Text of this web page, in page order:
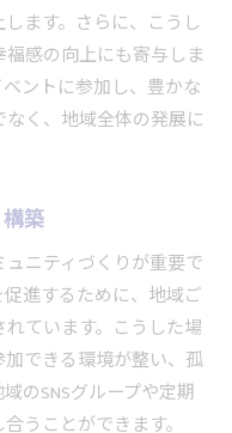
係の質
ます。さらに、こうし
感の向上にも寄与しま
ントに参加し、豊かな
く、地域全体の発展に
築
ニティづくりが重要で
進するために、地域ご
ています。こうした場
できる環境が整い、孤
のSNSグループや定期
うことができます。